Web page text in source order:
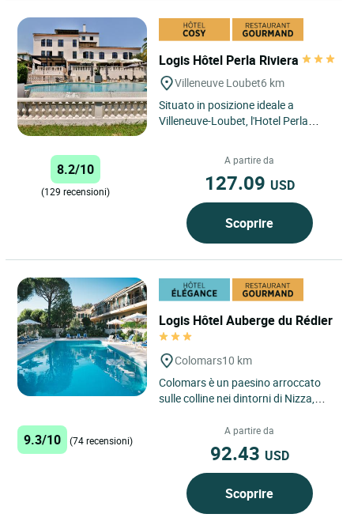
Logis Hôtel Perla Riviera
Villeneuve Loubet6 km
Situato in posizione ideale a
Villeneuve-Loubet, l'Hotel Perla
8.2/10
(129 recensioni)
A partire da
127.09 USD
Scoprire
Logis Hôtel Auberge du Rédier
Colomars10 km
Colomars è un paesino arroccato
sulle colline nei dintorni di Nizza,
panoramica unica sul
Mediterraneo...
9.3/10 (74 recensioni)
A partire da
92.43 USD
Scoprire